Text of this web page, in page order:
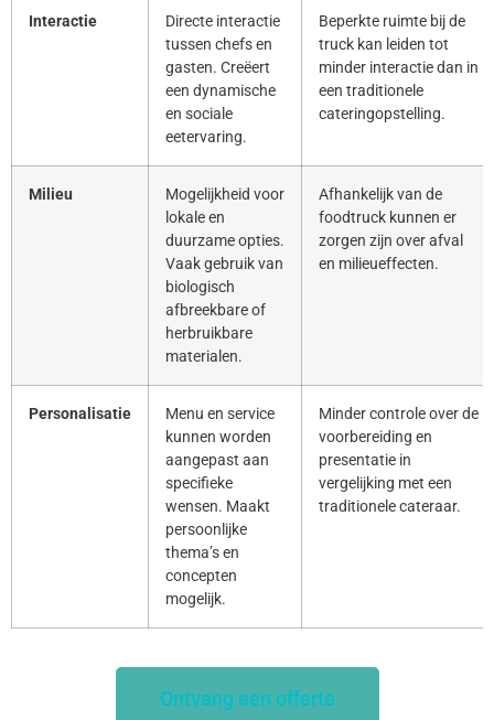
Interactie
Directe interactie
tussen chefs en
gasten. Creëert
een dynamische
en sociale
eetervaring.
Beperkte ruimte bij de
truck kan leiden tot
minder interactie dan in
een traditionele
cateringopstelling.
Milieu
Mogelijkheid voor
lokale en
duurzame opties.
Vaak gebruik van
biologisch
afbreekbare of
herbruikbare
materialen.
Afhankelijk van de
foodtruck kunnen er
zorgen zijn over afval
en milieueffecten.
Personalisatie
Menu en service
kunnen worden
aangepast aan
specifieke
wensen. Maakt
persoonlijke
thema’s en
concepten
mogelijk.
Minder controle over de
voorbereiding en
presentatie in
vergelijking met een
traditionele cateraar.
Ontvang een offerte